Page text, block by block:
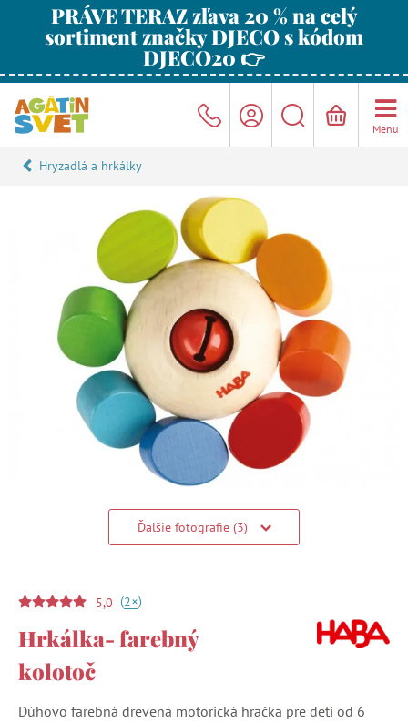
PRÁVE TERAZ zľava 20 % na celý
sortiment značky DJECO s kódom
DJECO20 👉
Menu
Hryzadlá a hrkálky
Ďalšie fotografie (3)
5,0 (2+)
Hrkálka- farebný
kolotoč
Dúhovo farebná drevená motorická hračka pre deti od 6